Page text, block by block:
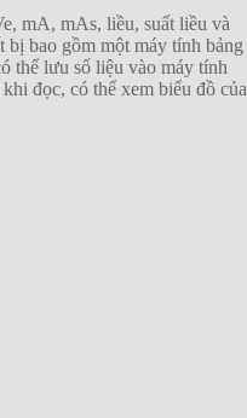
mA, mAs, liều, suất liều và
bị bao gồm một máy tính bảng
thể lưusố liệu vàomáy tính
khi đọc, có thể xem biểu đồ của